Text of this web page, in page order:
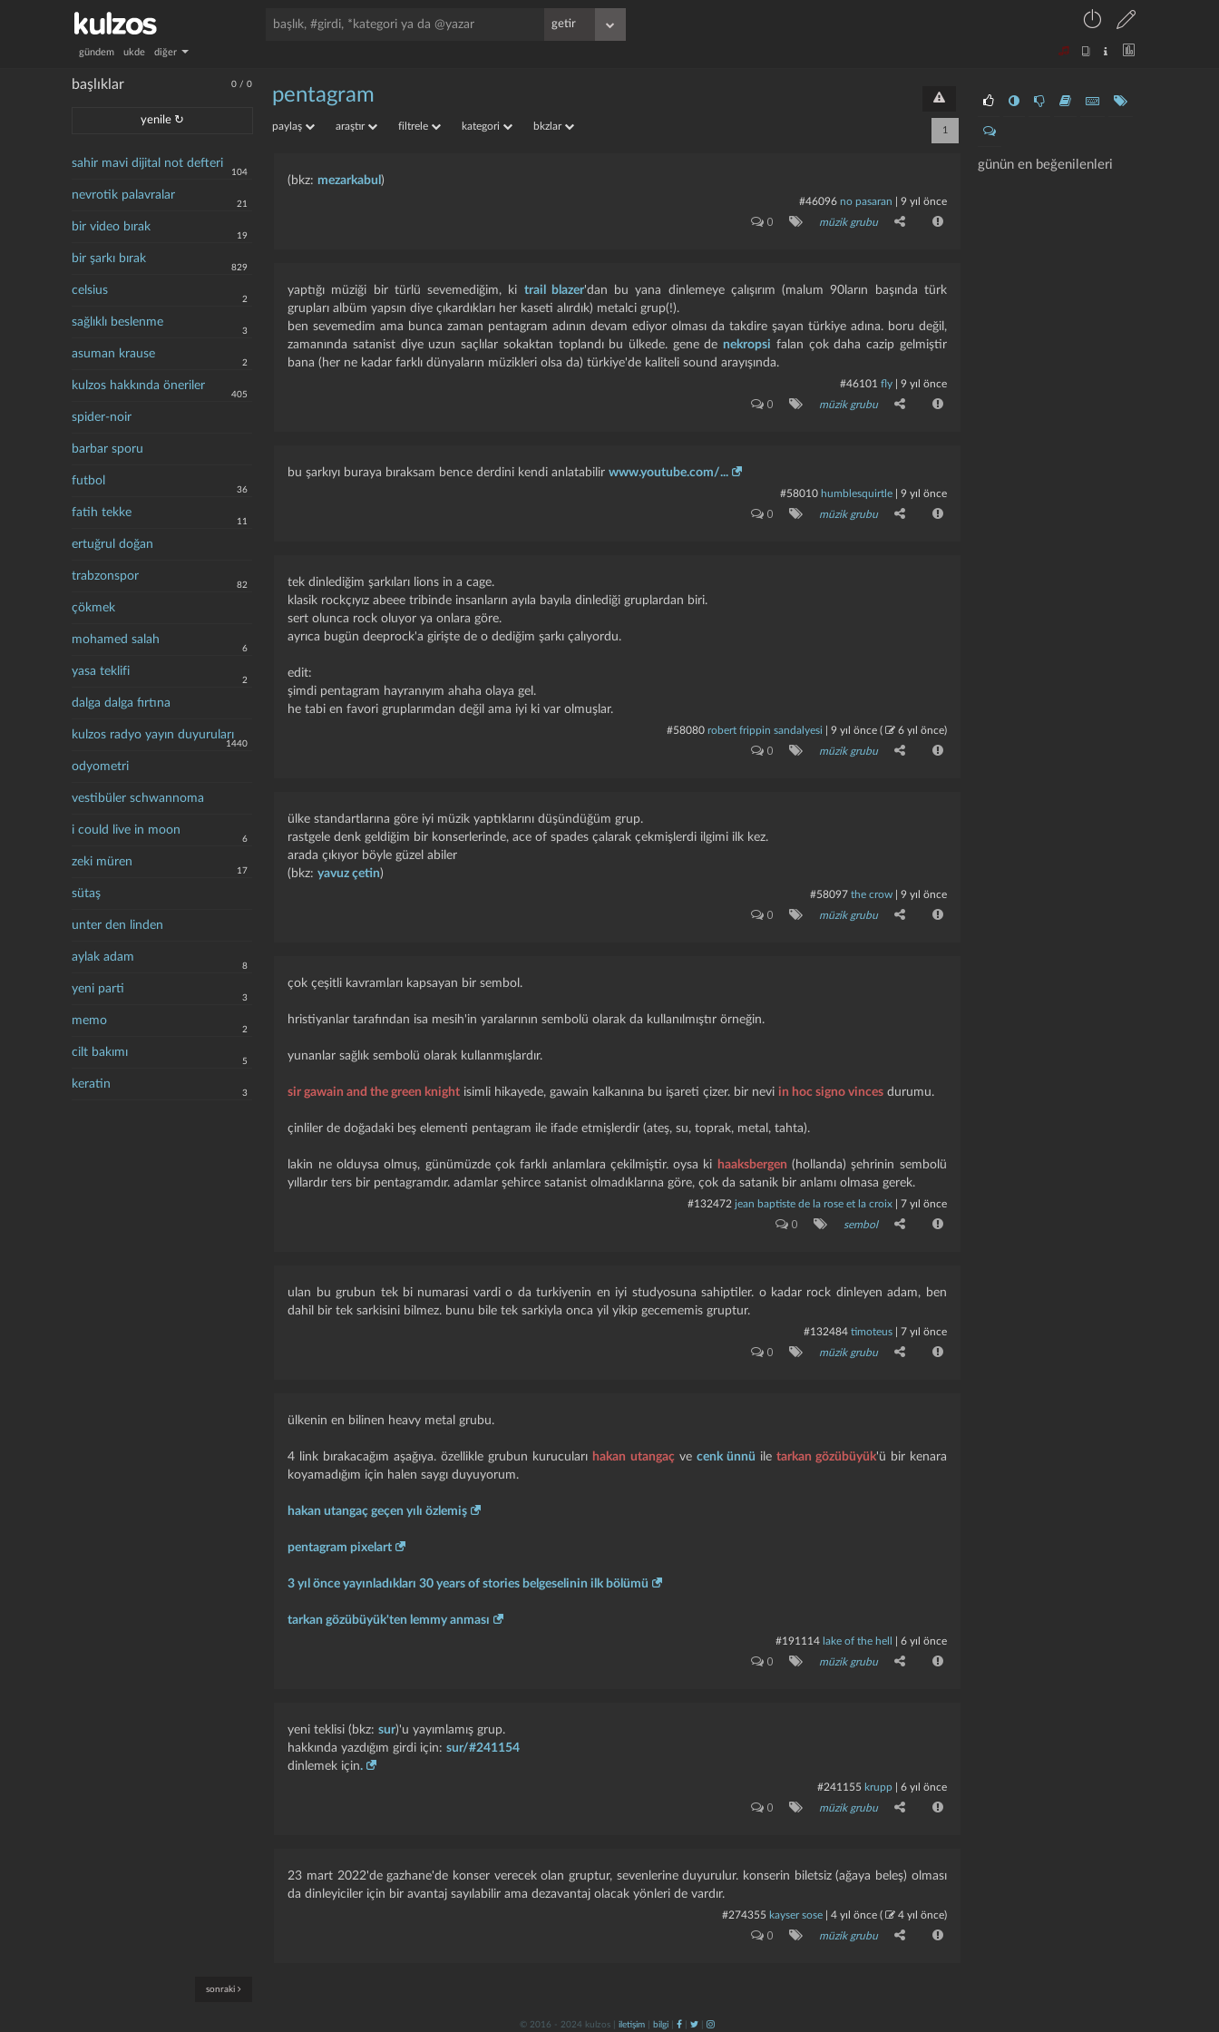
gündem ukde diğer
0 /0
başlıklar
yenile ↻
sahir mavi dijital not defteri
104
nevrotik palavralar
21
bir video bırak
19
bir şarkı bırak
829
celsius
2
sağlıklı beslenme
3
asuman krause
2
kulzos hakkında öneriler
405
spider-noir
barbar sporu
futbol
36
fatih tekke
11
ertuğrul doğan
trabzonspor
82
çökmek
mohamed salah
6
yasa teklifi
2
dalga dalga fırtına
kulzos radyo yayın duyuruları
1440
odyometri
vestibüler schwannoma
i could live in moon
6
zeki müren
17
sütaş
unter den linden
aylak adam
8
yeni parti
3
memo
2
cilt bakımı
5
keratin
3
sonraki
günün en beğenilenleri
pentagram
paylaş araştır filtrele kategori bkzlar 1
(bkz: mezarkabul )
#46096 no pasaran 9 yıl önce
0 müzik grubu
yaptığı müziği bir türlü sevemediğim, ki trail blazer'dan bu yana dinlemeye çalışırım (malum 90ların başında türk
grupları albüm yapsın diye çıkardıkları her kaseti alırdık) metalci grup(!).
ben sevemedim ama bunca zaman pentagram adının devam ediyor olması da takdire şayan türkiye adına. boru değil,
zamanında satanist diye uzun saçlılar sokaktan toplandı bu ülkede. gene de nekropsi falan çok daha cazip gelmiştir
bana (her ne kadar farklı dünyaların müzikleri olsa da) türkiye'de kaliteli sound arayışında.
#46101 fly| 9 yıl önce
0 müzik grubu
bu şarkıyı buraya bıraksam bence derdini kendi anlatabilirwww.youtube.com/...
#58010 humblesquirtle| 9 yıl önce
0 müzik grubu
tek dinlediğim şarkıları lions in a cage.
klasik rockçıyız abeee tribinde insanların ayıla bayıla dinlediği gruplardan biri.
sert olunca rock oluyor ya onlara göre.
ayrıca bugün deeprock'a girişte de o dediğim şarkı çalıyordu.
edit:
şimdi pentagram hayranıyım ahaha olaya gel.
he tabi en favori gruplarımdan değil ama iyi ki var olmuşlar.
#58080 robert frippin sandalyesi 9 yıl önce ( 6 yıl önce)
0 müzik grubu
ülke standartlarına göre iyi müzik yaptıklarını düşündüğüm grup.
rastgele denk geldiğim bir konserlerinde, ace of spades çalarak çekmişlerdi ilgimi ilk kez.
arada çıkıyor böyle güzel abiler
(bkz:yavuz çetin)
#58097 the crow| 9 yıl önce
0 müzik grubu
çok çeşitli kavramları kapsayan bir sembol.
hristiyanlar tarafından isa mesih'in yaralarının sembolü olarak da kullanılmıştır örneğin.
yunanlar sağlık sembolü olarak kullanmışlardır.
sir gawain and the green knight isimli hikayede, gawain kalkanına bu işareti çizer. bir nevi in hoc signo vinces durumu.
çinliler de doğadaki beş elementi pentagram ile ifade etmişlerdir (ateş, su, toprak, metal, tahta).
lakin ne olduysa olmuş, günümüzde çok farklı anlamlara çekilmiştir. oysa ki haaksbergen (hollanda) şehrinin sembolü
yıllardır ters bir pentagramdır. adamlar şehirce satanist olmadıklarına göre, çok da satanik bir anlamı olmasa gerek.
#132472 jean baptiste de la rose et la croix| 7 yıl önce
0 sembol
ulan bu grubun tek bi numarasi vardi o da turkiyenin en iyi studyosuna sahiptiler. o kadar rock dinleyen adam, ben
dahil bir tek sarkisini bilmez. bunu bile tek sarkiyla onca yil yikip gecememis gruptur.
#132484 timoteus| 7 yıl önce
0 müzik grubu
ülkenin en bilinen heavy metal grubu.
4 link bırakacağım aşağıya. özellikle grubun kurucuları hakan utangaçve cenk ünnü ile tarkan gözübüyük'ü bir kenara
koyamadığım için halen saygı duyuyorum.
hakan utangaç geçen yılı özlemiş
pentagram pixelart
3 yıl önce yayınladıkları 30 years of stories belgeselinin ilk bölümü
tarkan gözübüyük'ten lemmy anması
#191114 lake of the hell 6 yıl önce
0 müzik grubu
yeni teklisi (bkz:sur)'u yayımlamış grup.
hakkında yazdığım girdi için:sur/#241154
dinlemek için.
#241155 krupp| 6 yıl önce
0 müzik grubu
23 mart 2022'de gazhane'de konser verecek olan gruptur, sevenlerine duyurulur. konserin biletsiz (ağaya beleş) olması
da dinleyiciler için bir avantaj sayılabilir ama dezavantaj olacak yönleri de vardır.
#274355 kayser sose| 4 yıl önce ( 4 yıl önce)
0 müzik grubu
© 2016 - 2024 kulzos | iletişim bilgi